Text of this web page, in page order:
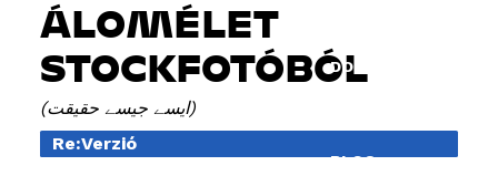
DOCLAB
BLOG
ÁLOMÉLET
STOCKFOTÓBÓL
ایسے جیسے حقیقت
Re:Verzió